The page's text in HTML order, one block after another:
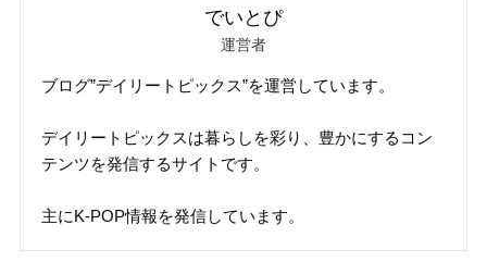
でいとぴ
運営者
ブログ”デイリートピックス”を運営しています。
デイリートピックスは暮らしを彩り、豊かにするコン
テンツを発信するサイトです。
主にK-POP情報を発信しています。